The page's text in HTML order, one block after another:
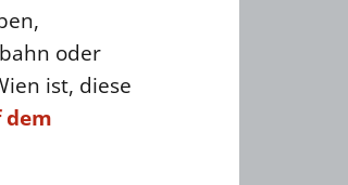
oder
ist, diese
dem